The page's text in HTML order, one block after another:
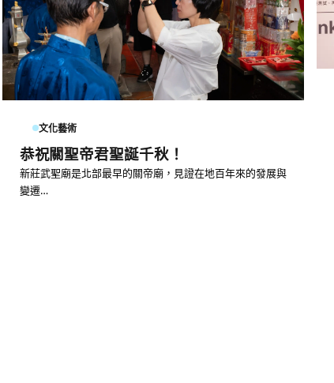
文化藝術
恭祝關聖帝君聖誕千秋！
新莊武聖廟是北部最早的關帝廟，見證在地百年來的發展與
變遷…